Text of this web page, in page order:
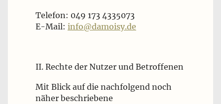
Telefon: 049 173 4335073
E-Mail: info@damoisy.de
II. Rechte der Nutzer und Betroffenen
Mit Blick auf die nachfolgend noch
näher beschriebene